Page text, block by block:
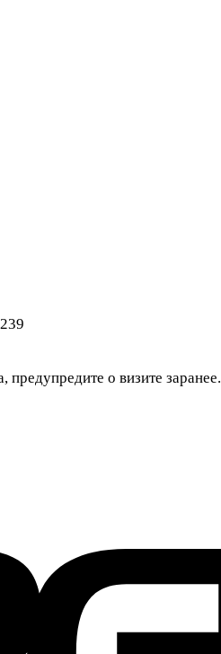
о визите заранее.